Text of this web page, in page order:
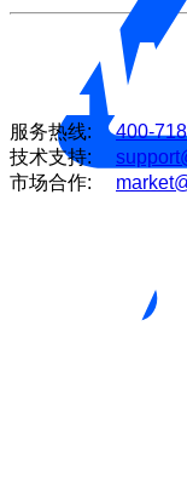
服务热线: 400-
技术支持:
市场合作: